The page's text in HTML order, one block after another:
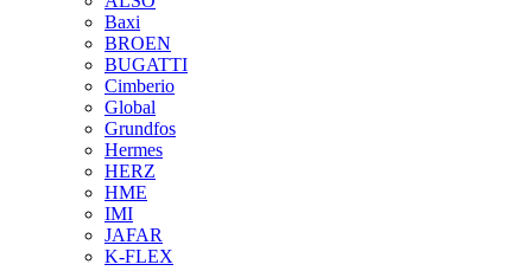
Baxi
BROEN
BUGATTI
Cimberio
Global
Grundfos
Hermes
HERZ
HME
IMI
JAFAR
K-FLEX